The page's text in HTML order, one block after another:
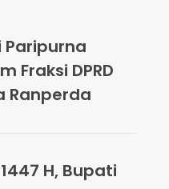
Paripurna
Fraksi DPRD
Ranperda
H, Bupati